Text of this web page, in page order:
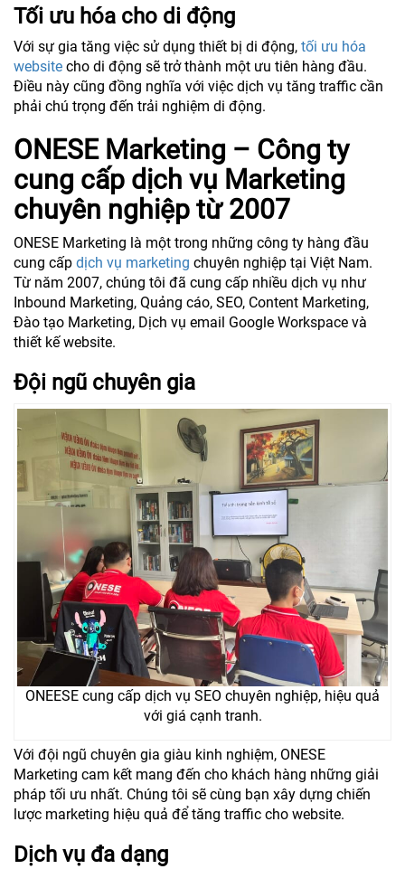
Tối ưu hóa cho di động
Với sự gia tăng việc sử dụng thiết bị di động, tối ưu hóa
website cho di động sẽ trở thành một ưu tiên hàng đầu.
Điều này cũng đồng nghĩa với việc dịch vụ tăng traffic cần
phải chú trọng đến trải nghiệm di động.
ONESE Marketing – Công ty
cung cấp dịch vụ Marketing
chuyên nghiệp từ 2007
ONESE Marketing là một trong những công ty hàng đầu
cung cấp dịch vụ marketing chuyên nghiệp tại Việt Nam.
Từ năm 2007, chúng tôi đã cung cấp nhiều dịch vụ như
Inbound Marketing, Quảng cáo, SEO, Content Marketing,
Đào tạo Marketing, Dịch vụ email Google Workspace và
thiết kế website.
Đội ngũ chuyên gia
ONEESE cung cấp dịch vụ SEO chuyên nghiệp, hiệu quả
với giá cạnh tranh.
Với đội ngũ chuyên gia giàu kinh nghiệm, ONESE
Marketing cam kết mang đến cho khách hàng những giải
pháp tối ưu nhất. Chúng tôi sẽ cùng bạn xây dựng chiến
lược marketing hiệu quả để tăng traffic cho website.
Dịch vụ đa dạng